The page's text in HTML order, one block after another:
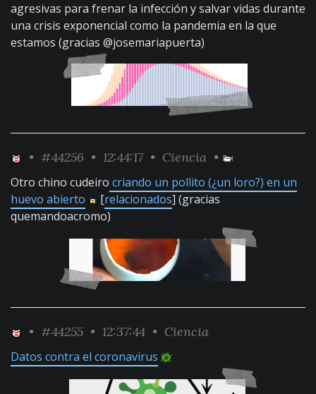
agresivas para frenar la infección y salvar vidas durante
una crisis exponencial como la pandemia en la que
estamos (gracias @josemariapuerta)
• #44256 • 12:44:17 • Ciencia •
Otro chino cudeiro criando un pollito (¿un loro?) en un
huevo abierto
[relacionados] (gracias
quemandoacromo)
• #44255 • 12:37:44 • Ciencia
Datos contra el coronavirus